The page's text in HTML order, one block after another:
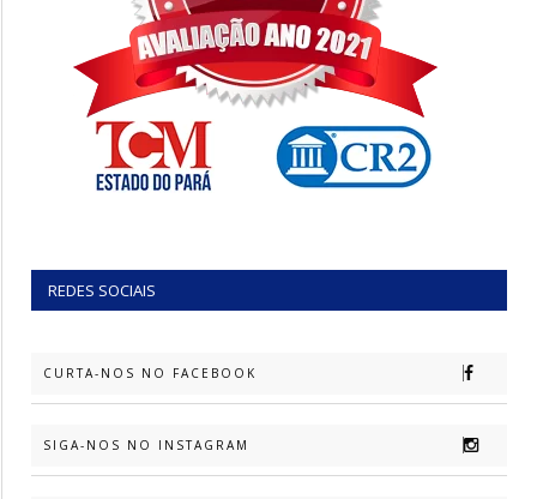
REDES SOCIAIS
CURTA-NOS NO FACEBOOK
SIGA-NOS NO INSTAGRAM